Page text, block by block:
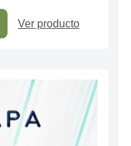
Ver producto